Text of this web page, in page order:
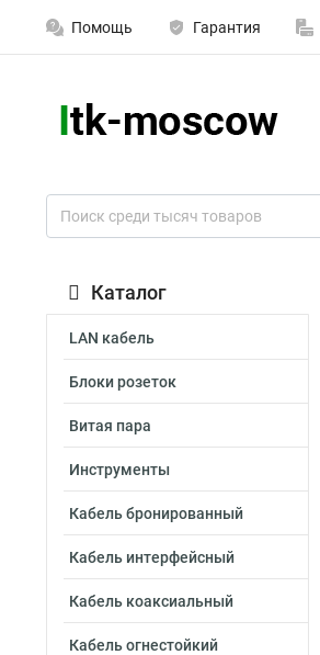
Помощь Гарантия
Каталог
LAN кабель
Блоки розеток
Витая пара
Инструменты
Кабель бронированный
Кабель интерфейсный
Кабель коаксиальный
Кабель огнестойкий